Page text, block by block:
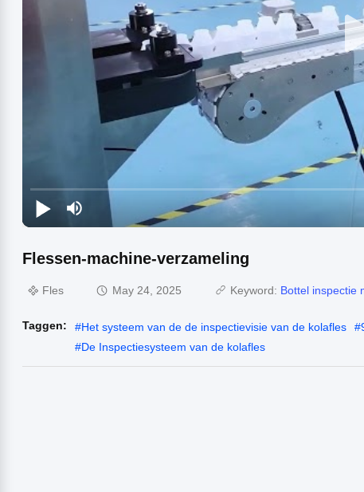
Flessen-machine-verzameling
Fles May 24, 2025 Keyword: Bottel inspectie
Taggen: #Het systeem van de de inspectievisie van de kolafles #
#De Inspectiesysteem van de kolafles